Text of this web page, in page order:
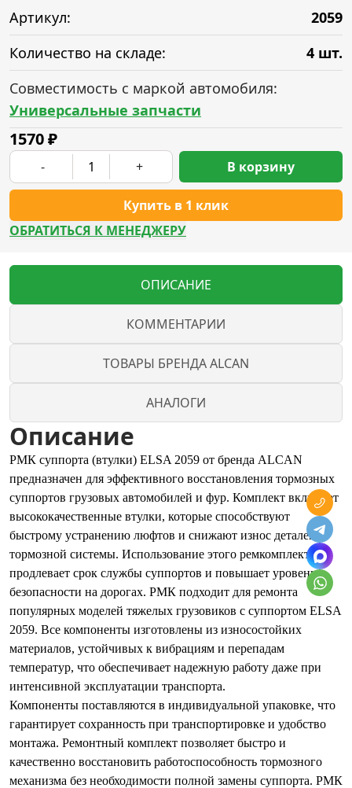
Артикул:
2059
Количество на складе:
4 шт.
Совместимость с маркой автомобиля:
Универсальные запчасти
1570₽
- +
Купить в 1 клик
В корзину
ОБРАТИТЬСЯ К МЕНЕДЖЕРУ
ОПИСАНИЕ
КОММЕНТАРИИ
ТОВАРЫ БРЕНДА ALCAN
АНАЛОГИ
Описание
РМК суппорта (втулки) ELSA 2059 от бренда ALCAN
предназначен для эффективного восстановления тормозных
суппортов грузовых автомобилей и фур. Комплект включает
высококачественные втулки, которые способствуют
быстрому устранению люфтов и снижают износ деталей
тормозной системы. Использование этого ремкомплекта
продлевает срок службы суппортов и повышает уровень
безопасности на дорогах. РМК подходит для ремонта
популярных моделей тяжелых грузовиков с суппортом ELSA
2059. Все компоненты изготовлены из износостойких
материалов, устойчивых к вибрациям и перепадам
температур, что обеспечивает надежную работу даже при
интенсивной эксплуатации транспорта.
Компоненты поставляются в индивидуальной упаковке, что
гарантирует сохранность при транспортировке и удобство
монтажа. Ремонтный комплект позволяет быстро и
качественно восстановить работоспособность тормозного
механизма без необходимости полной замены суппорта. РМК